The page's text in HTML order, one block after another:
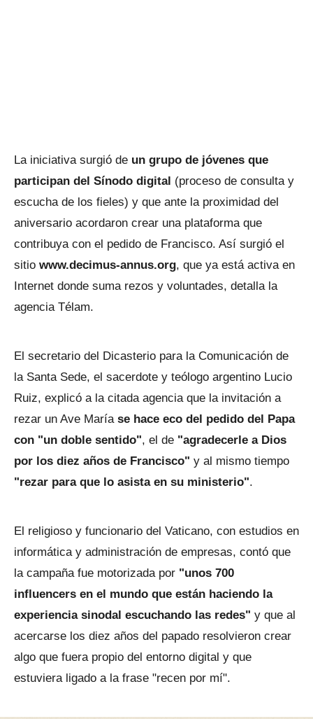
La iniciativa surgió de un grupo de jóvenes que
participan del Sínodo digital (proceso de consulta y
escucha de los fieles) y que ante la proximidad del
aniversario acordaron crear una plataforma que
contribuya con el pedido de Francisco. Así surgió el
sitio www.decimus-annus.org, que ya está activa en
Internet donde suma rezos y voluntades, detalla la
agencia Télam.
El secretario del Dicasterio para la Comunicación de
la Santa Sede, el sacerdote y teólogo argentino Lucio
Ruiz, explicó a la citada agencia que la invitación a
rezar un Ave Maríase hace eco del pedido del Papa
con "un doble sentido", el de "agradecerle a Dios
por los diez años de Francisco" y al mismo tiempo
"rezar para que lo asista en su ministerio".
El religioso y funcionario del Vaticano, con estudios en
informática y administración de empresas, contó que
la campaña fue motorizada por "unos 700
influencers en el mundo que están haciendo la
experiencia sinodal escuchando las redes" y que al
acercarse los diez años del papado resolvieron crear
algo que fuera propio del entorno digital y que
estuviera ligado a la frase "recen por mí".